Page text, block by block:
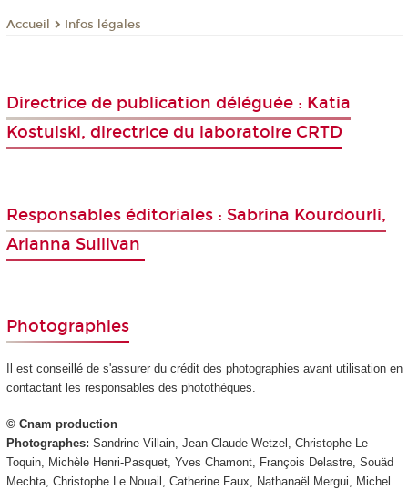
Accueil Infos légales
Directrice de publication déléguée : Katia
Kostulski, directrice du laboratoire CRTD
Responsables éditoriales : Sabrina Kourdourli,
Arianna Sullivan
Photographies
Il est conseillé de s'assurer du crédit des photographies avant utilisation en
contactant les responsables des photothèques.
© Cnam production
Photographes: Sandrine Villain, Jean-Claude Wetzel, Christophe Le
Toquin, Michèle Henri-Pasquet, Yves Chamont, François Delastre, Souäd
Mechta, Christophe Le Nouail, Catherine Faux, Nathanaël Mergui, Michel